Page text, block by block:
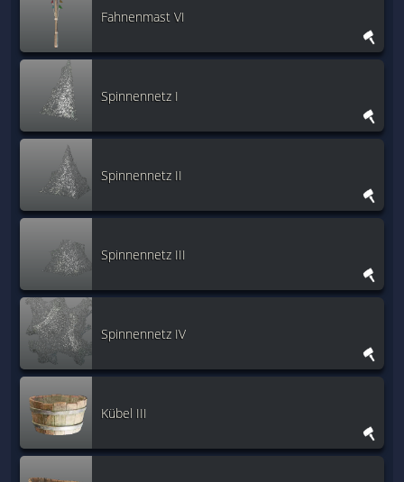
Fahnenmast VI
Spinnennetz I
Spinnennetz II
Spinnennetz III
Spinnennetz IV
Kübel III